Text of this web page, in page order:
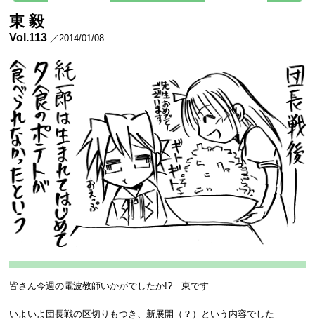
東 毅
Vol.113 ／2014/01/08
皆さん今週の電波教師いかがでしたか!? 東です
いよいよ団長戦の区切りもつき、新展開（？）という内容でした